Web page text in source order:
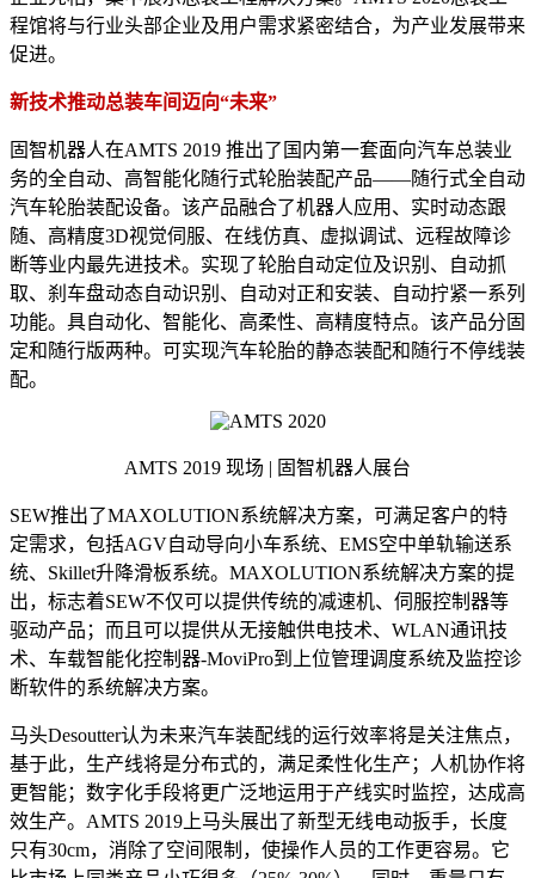
程馆将与行业头部企业及用户需求紧密结合，为产业发展带来
促进。
新技术推动总装车间迈向“未来”
固智机器人在AMTS 2019 推出了国内第一套面向汽车总装业
务的全自动、高智能化随行式轮胎装配产品——随行式全自动
汽车轮胎装配设备。该产品融合了机器人应用、实时动态跟
随、高精度3D视觉伺服、在线仿真、虚拟调试、远程故障诊
断等业内最先进技术。实现了轮胎自动定位及识别、自动抓
取、刹车盘动态自动识别、自动对正和安装、自动拧紧一系列
功能。具自动化、智能化、高柔性、高精度特点。该产品分固
定和随行版两种。可实现汽车轮胎的静态装配和随行不停线装
配。
AMTS 2019 现场 | 固智机器人展台
SEW推出了MAXOLUTION系统解决方案，可满足客户的特
定需求，包括AGV自动导向小车系统、EMS空中单轨输送系
统、Skillet升降滑板系统。MAXOLUTION系统解决方案的提
出，标志着SEW不仅可以提供传统的减速机、伺服控制器等
驱动产品；而且可以提供从无接触供电技术、WLAN通讯技
术、车载智能化控制器-MoviPro到上位管理调度系统及监控诊
断软件的系统解决方案。
马头Desoutter认为未来汽车装配线的运行效率将是关注焦点，
基于此，生产线将是分布式的，满足柔性化生产；人机协作将
更智能；数字化手段将更广泛地运用于产线实时监控，达成高
效生产。AMTS 2019上马头展出了新型无线电动扳手，长度
只有30cm，消除了空间限制，使操作人员的工作更容易。它